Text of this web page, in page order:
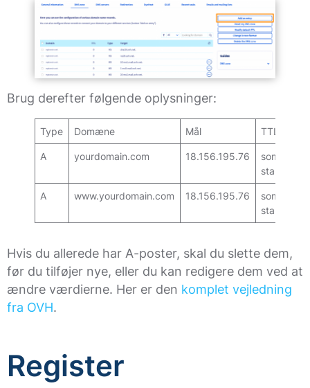
Brug derefter følgende oplysninger:
Type Domæne Mål TTL
A yourdomain.com 18.156.195.76
som
standard
A www.yourdomain.com 18.156.195.76
som
standard
Hvis du allerede har A-poster, skal du slette dem,
før du tilføjer nye, eller du kan redigere dem ved at
ændre værdierne. Her er den komplet vejledning
fra OVH.
Register